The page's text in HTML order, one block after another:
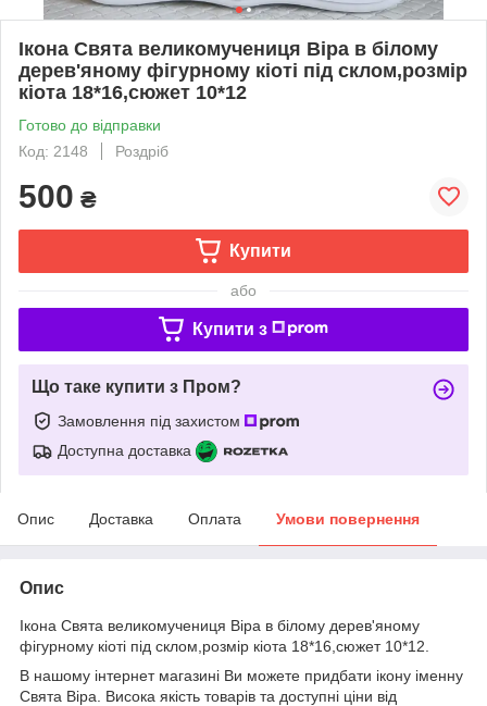
Ікона Свята великомучениця Віра в білому
дерев'яному фігурному кіоті під склом,розмір
кіота 18*16,сюжет 10*12
Готово до відправки
Код: 2148
Роздріб
500 ₴
Купити
або
Купити з
Що таке купити з Пром?
Замовлення під захистом
Доступна доставка
Опис Доставка Оплата Умови повернення
Опис
Ікона Свята великомучениця Віра в білому дерев'яному
фігурному кіоті під склом,розмір кіота 18*16,сюжет 10*12.
В нашому інтернет магазині Ви можете придбати ікону іменну
Свята Віра. Висока якість товарів та доступні ціни від